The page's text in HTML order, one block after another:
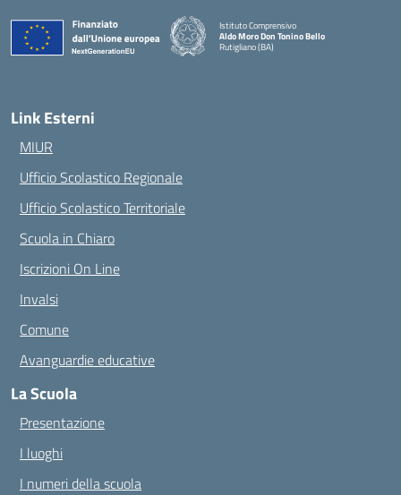
Istituto Comprensivo
Aldo Moro Don Tonino Bello
Rutigliano (BA)
— Visita la pagina iniziale della scuola
Link Esterni
MIUR
Ufficio Scolastico Regionale
Ufficio Scolastico Territoriale
Scuola in Chiaro
Iscrizioni On Line
Invalsi
Comune
Avanguardie educative
La Scuola
Presentazione
I luoghi
I numeri della scuola